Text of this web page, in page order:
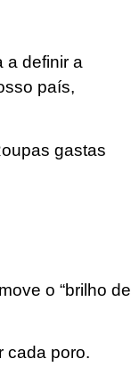
a definir a
país,
gastas
o “brilho de
cada poro.